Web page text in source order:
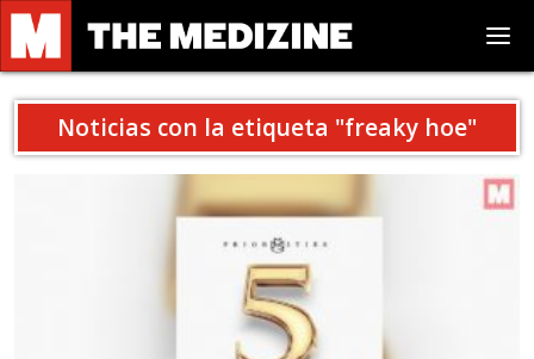
Noticias con la etiqueta "freaky hoe"